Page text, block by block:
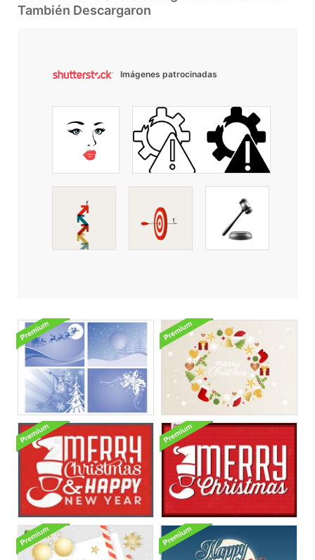
También Descargaron
Imágenes patrocinadas